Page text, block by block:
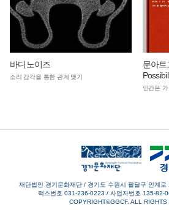
바디노이즈
소리 감각을 통한 관계 맺기
문아
인간은
재단법인 경기문화재단 / 경기도 수원시 팔달구 인계로
팩스번호 031-236-0223 / 사업자번호 135-82-
COPYRIGHT©GGCF. ALL RIGHTS